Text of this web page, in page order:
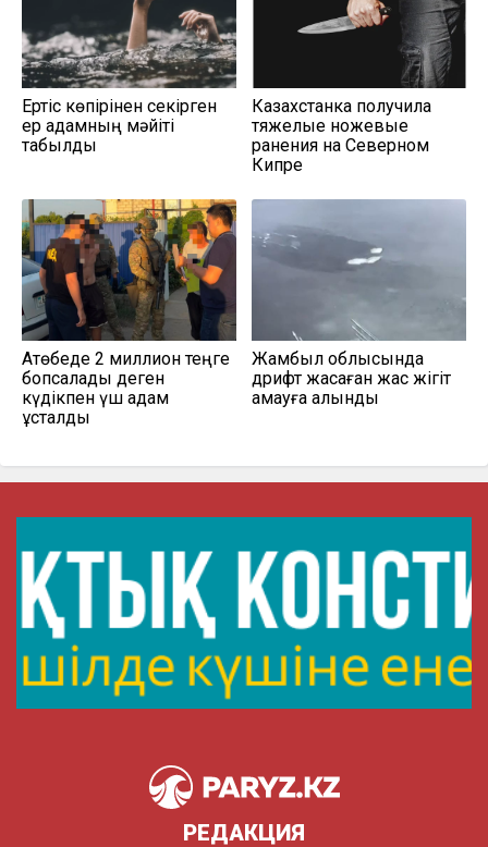
Ертіс көпірінен секірген
ер адамның мәйіті
табылды
Казахстанка получила
тяжелые ножевые
ранения на Северном
Кипре
Ақтөбеде 2 миллион теңге
бопсалады деген
күдікпен үш адам
ұсталды
Жамбыл облысында
дрифт жасаған жас жігіт
қамауға алынды
РЕДАКЦИЯ